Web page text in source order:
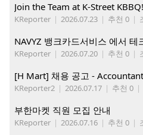
Join the Team at K-Street KBBQ!
KReporter | 2026.07.23 | 추천 0 |
NAVYZ 뱅크카드서비스 에서 테
KReporter | 2026.07.20 | 추천 0 |
[H Mart] 채용 공고 - Accountant
KReporter2 | 2026.07.17 | 추천 0 |
부한마켓 직원 모집 안내
KReporter | 2026.07.16 | 추천 0 |